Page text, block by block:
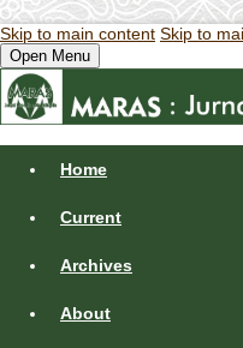
Skip to main content Skip to
Open Menu
Home
Current
Archives
About